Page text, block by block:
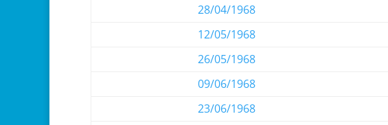
28/04/1968
12/05/1968
26/05/1968
09/06/1968
23/06/1968